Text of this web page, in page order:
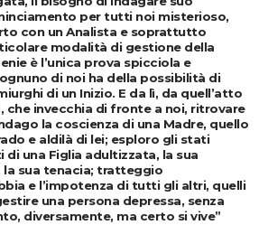
per tutti noi misterioso,
con un Analista e soprattutto
modalità di gestione della
è l’unica prova spicciola e
di noi ha della possibilità di
di un Inizio. E da lì, da quell’atto
che invecchia di fronte a noi, ritrovare
la coscienza di una Madre, quello
e aldilà di lei; esploro gli stati
una Figlia adultizzata, la sua
la sua tenacia; tratteggio
e l’impotenza di tutti gli altri, quelli
una persona depressa, senza
diversamente, ma certo si vive”